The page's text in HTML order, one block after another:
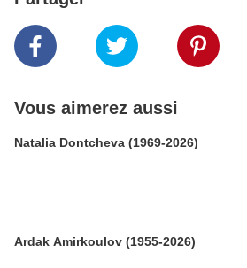
Vous aimerez aussi
Natalia Dontcheva (1969-2026)
Ardak Amirkoulov (1955-2026)